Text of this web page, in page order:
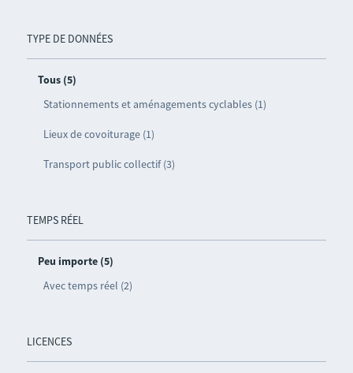
TYPE DE DONNÉES
Tous (5)
Stationnements et aménagements cyclables (1)
Lieux de covoiturage (1)
Transport public collectif (3)
TEMPS RÉEL
Peu importe (5)
Avec temps réel (2)
LICENCES